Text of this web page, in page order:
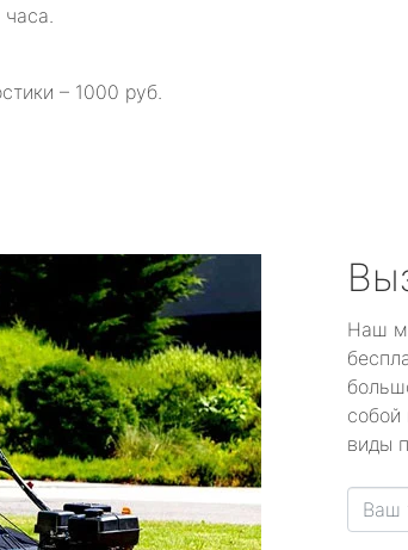
часа.
– 1000 руб.
Наш
собой
виды